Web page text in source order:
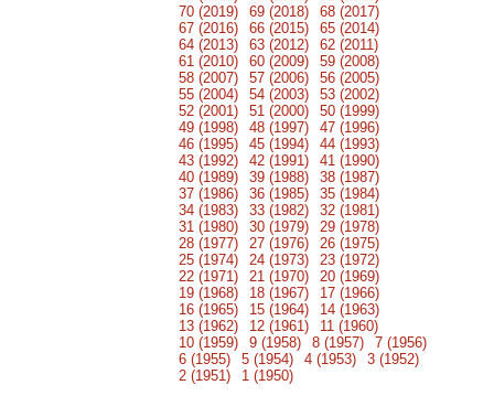
70 (2019)
69 (2018)
68 (2017)
67 (2016)
66 (2015)
65 (2014)
64 (2013)
63 (2012)
62 (2011)
61 (2010)
60 (2009)
59 (2008)
58 (2007)
57 (2006)
56 (2005)
55 (2004)
54 (2003)
53 (2002)
52 (2001)
51 (2000)
50 (1999)
49 (1998)
48 (1997)
47 (1996)
46 (1995)
45 (1994)
44 (1993)
43 (1992)
42 (1991)
41 (1990)
40 (1989)
39 (1988)
38 (1987)
37 (1986)
36 (1985)
35 (1984)
34 (1983)
33 (1982)
32 (1981)
31 (1980)
30 (1979)
29 (1978)
28 (1977)
27 (1976)
26 (1975)
25 (1974)
24 (1973)
23 (1972)
22 (1971)
21 (1970)
20 (1969)
19 (1968)
18 (1967)
17 (1966)
16 (1965)
15 (1964)
14 (1963)
13 (1962)
12 (1961)
11 (1960)
10 (1959)
9 (1958) 8 (1957)
7 (1956)
6 (1955)
5 (1954) 4 (1953)
3 (1952)
2 (1951)
1 (1950)